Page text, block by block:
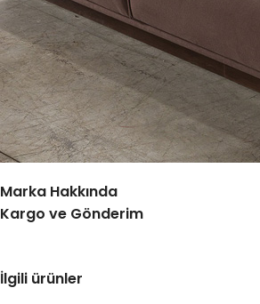
Marka Hakkında
Kargo ve Gönderim
İlgili ürünler